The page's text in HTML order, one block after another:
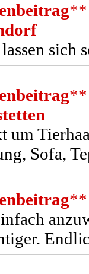
**
sich
**
um
Sofa,
**